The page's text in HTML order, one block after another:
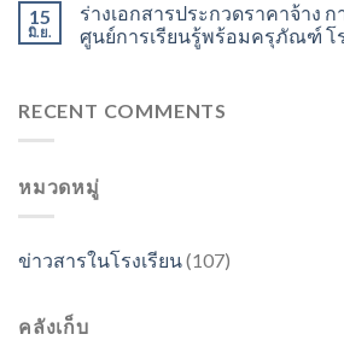
15
มิ.ย.
ร่างเอกสารประกวดราคาจ้าง
ศูนย์การเรียนรู้พร้อมครุภัณฑ์ โร
RECENT COMMENTS
หมวดหมู่
ข่าวสารในโรงเรียน(107)
คลังเก็บ